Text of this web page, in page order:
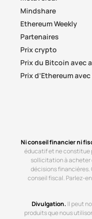
Mindshare
Ethereum Weekly
Partenaires
Prix crypto
Prix du Bitcoin avec
Prix d’Ethereum
Ni conseil financier ni
éducatif et ne constitue
sollicitation à acheter
décisions
conseil fiscal. Parlez-
Divulgation. Il peut
produits que nous